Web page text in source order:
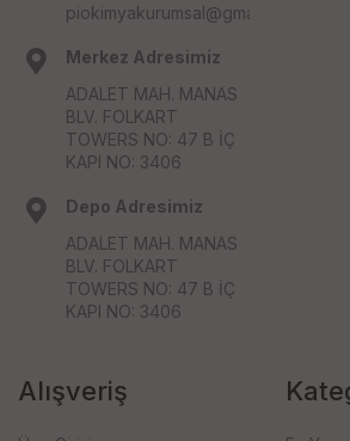
piokimyakurumsal@gmail.com
Merkez Adresimiz
ADALET MAH. MANAS
BLV. FOLKART
TOWERS NO: 47 B İÇ
KAPI NO: 3406
Depo Adresimiz
ADALET MAH. MANAS
BLV. FOLKART
TOWERS NO: 47 B İÇ
KAPI NO: 3406
Alışveriş